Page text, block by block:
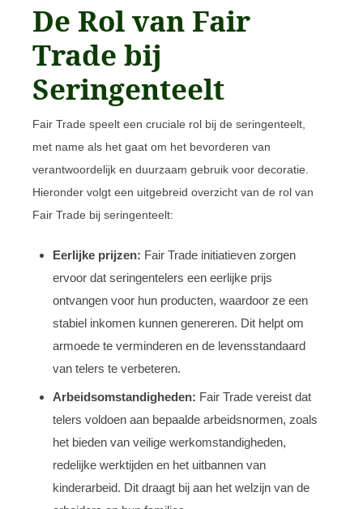
De Rol van Fair
Trade bij
Seringenteelt
Fair Trade speelt een cruciale rol bij de seringenteelt,
met name als het gaat om het bevorderen van
verantwoordelijk en duurzaam gebruik voor decoratie.
Hieronder volgt een uitgebreid overzicht van de rol van
Fair Trade bij seringenteelt:
Eerlijke prijzen: Fair Trade initiatieven zorgen
ervoor dat seringentelers een eerlijke prijs
ontvangen voor hun producten, waardoor ze een
stabiel inkomen kunnen genereren. Dit helpt om
armoede te verminderen en de levensstandaard
van telers te verbeteren.
Arbeidsomstandigheden: Fair Trade vereist dat
telers voldoen aan bepaalde arbeidsnormen, zoals
het bieden van veilige werkomstandigheden,
redelijke werktijden en het uitbannen van
kinderarbeid. Dit draagt bij aan het welzijn van de